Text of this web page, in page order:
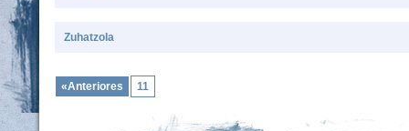
Zuhatzola
«Anteriores 11